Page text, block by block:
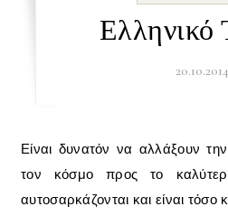
Ελληνικό
20.10.2014
Είναι δυνατόν να αλλάξουν την χώρα, την Ευρώπη και
τον κόσμο προς το
αυτοσαρκάζονται και είναι τόσο